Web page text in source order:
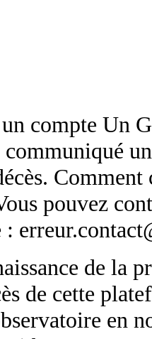
compte Un
communiqué
pouvez
:
de la
de cette
en